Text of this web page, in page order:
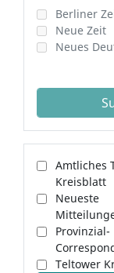
Berliner
Neue Zeit
Neues
Amtliches
Kreisblatt
Neueste
Provinzial-
Teltower